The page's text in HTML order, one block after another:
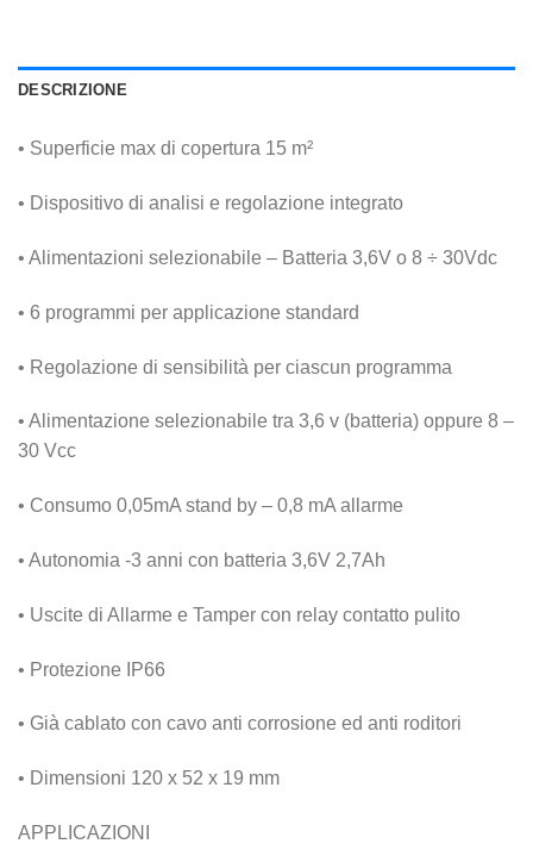
DESCRIZIONE
• Superficie max di copertura 15 m²
• Dispositivo di analisi e regolazione integrato
• Alimentazioni selezionabile – Batteria 3,6V o 8 ÷ 30Vdc
• 6 programmi per applicazione standard
• Regolazione di sensibilità per ciascun programma
• Alimentazione selezionabile tra 3,6 v (batteria) oppure 8 –
30 Vcc
• Consumo 0,05mA stand by – 0,8 mA allarme
• Autonomia -3 anni con batteria 3,6V 2,7Ah
• Uscite di Allarme e Tamper con relay contatto pulito
• Protezione IP66
• Già cablato con cavo anti corrosione ed anti roditori
• Dimensioni 120 x 52 x 19 mm
APPLICAZIONI